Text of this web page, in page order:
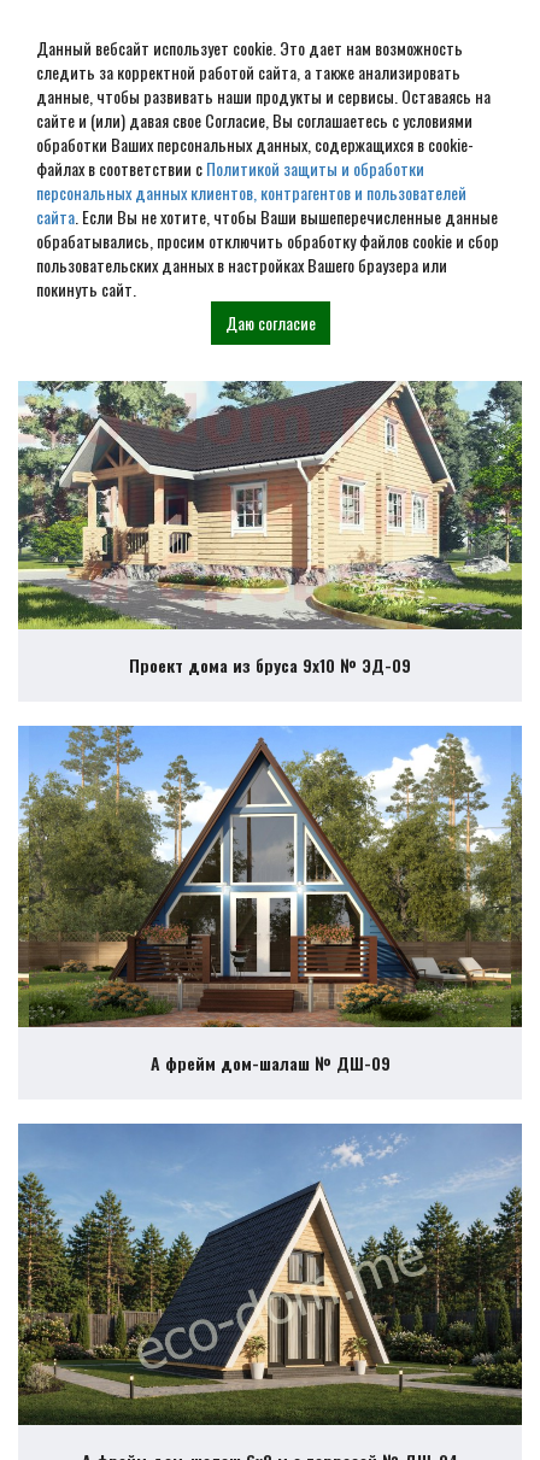
Данный вебсайт использует cookie. Это дает нам возможность
следить за корректной работой сайта, а также анализировать
данные, чтобы развивать наши продукты и сервисы. Оставаясь на
сайте и (или) давая свое Согласие, Вы соглашаетесь с условиями
обработки Ваших персональных данных, содержащихся в cookie-
файлах в соответствии сПолитикой защиты и обработки
персональных данных клиентов, контрагентов и пользователей
сайта . Если Вы не хотите, чтобы Ваши вышеперечисленные данные
обрабатывались, просим отключить обработку файлов cookie и сбор
пользовательских данных в настройках Вашего браузера или
покинуть сайт.
Даю согласие
Дом из бруса под ключ в
Фирово
Наши проекты
Проект дома из бруса 9х10 № ЭД-09
А фрейм дом-шалаш № ДШ-09